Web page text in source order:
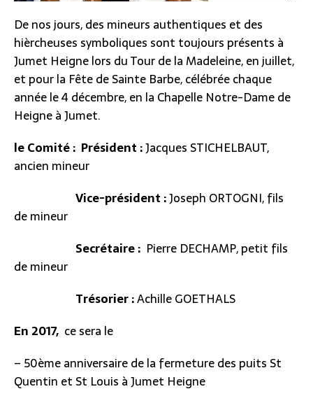
De nos jours, des mineurs authentiques et des
hièrcheuses symboliques sont toujours présents à
Jumet Heigne lors du Tour de la Madeleine, en juillet,
et pour la Fête de Sainte Barbe, célébrée chaque
année le 4 décembre, en la Chapelle Notre-Dame de
Heigne à Jumet.
le Comité : Président :Jacques STICHELBAUT,
ancien mineur
Vice-président :Joseph ORTOGNI, fils
de mineur
Secrétaire : Pierre DECHAMP, petit fils
de mineur
Trésorier :Achille GOETHALS
En 2017, ce sera le
– 50ème anniversaire de la fermeture des puits St
Quentin et St Louis à Jumet Heigne